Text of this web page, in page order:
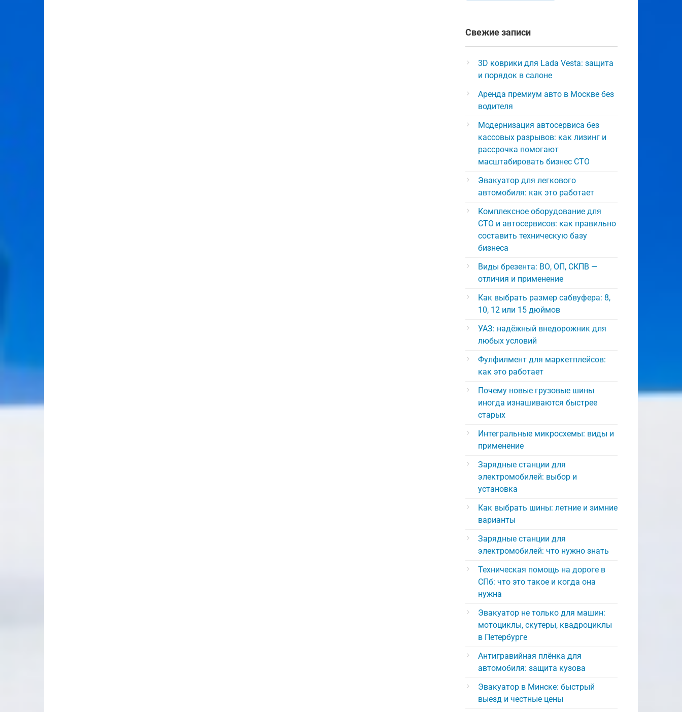
Свежие записи
3D коврики для Lada Vesta: защита
и порядок в салоне
Аренда премиум авто в Москве без
водителя
Модернизация автосервиса без
кассовых разрывов: как лизинг и
рассрочка помогают
масштабировать бизнес СТО
Эвакуатор для легкового
автомобиля: как это работает
Комплексное оборудование для
СТО и автосервисов: как правильно
составить техническую базу
бизнеса
Виды брезента: ВО, ОП, СКПВ —
отличия и применение
Как выбрать размер сабвуфера: 8,
10, 12 или 15 дюймов
УАЗ: надёжный внедорожник для
любых условий
Фулфилмент для маркетплейсов:
как это работает
Почему новые грузовые шины
иногда изнашиваются быстрее
старых
Интегральные микросхемы: виды и
применение
Зарядные станции для
электромобилей: выбор и
установка
Как выбрать шины: летние и зимние
варианты
Зарядные станции для
электромобилей: что нужно знать
Техническая помощь на дороге в
СПб: что это такое и когда она
нужна
Эвакуатор не только для машин:
мотоциклы, скутеры, квадроциклы
в Петербурге
Антигравийная плёнка для
автомобиля: защита кузова
Эвакуатор в Минске: быстрый
выезд и честные цены